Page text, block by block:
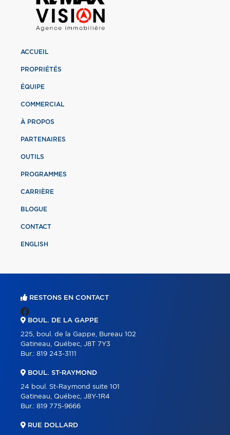
ACCUEIL
PROPRIÉTÉS
ÉQUIPE
COMMERCIAL
À PROPOS
PARTENAIRES
OUTILS
PROGRAMMES
CARRIÈRE
BLOGUE
CONTACT
ENGLISH
RESTONS EN CONTACT
BOUL. DE LA GAPPE
225, boul. de la Gappe, Bureau 102
Gatineau, Québec, J8T 7Y3
Bur.: 819 243-3111
BOUL. ST-RAYMOND
24 boul. St-Raymond suite 101
Gatineau, Québec, J8Y-1R4
Bur.: 819 775-9666
RUE DOLLARD